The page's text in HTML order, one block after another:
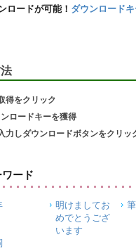
ロードが可能！ ダウンロード
得をクリック
ロードキーを獲得
力しダウンロードボタンをクリッ
ード
明けましてお
めでとうござ
います